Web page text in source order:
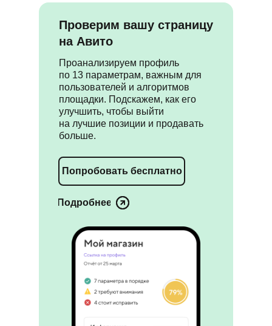
Проверим вашу страницу
на Авито
Проанализируем профиль
по 13 параметрам, важным для
пользователей и алгоритмов
площадки. Подскажем, как его
улучшить, чтобы выйти
на лучшие позиции и продавать
больше.
Попробовать бесплатно
Подробнее